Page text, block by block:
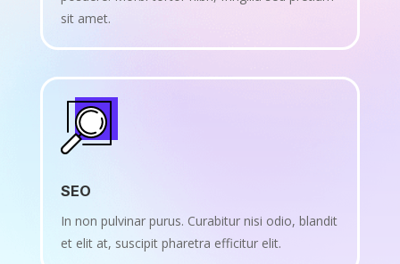
sit amet.
SEO
In non pulvinar purus. Curabitur nisi odio, blandit
et elit at, suscipit pharetra efficitur elit.